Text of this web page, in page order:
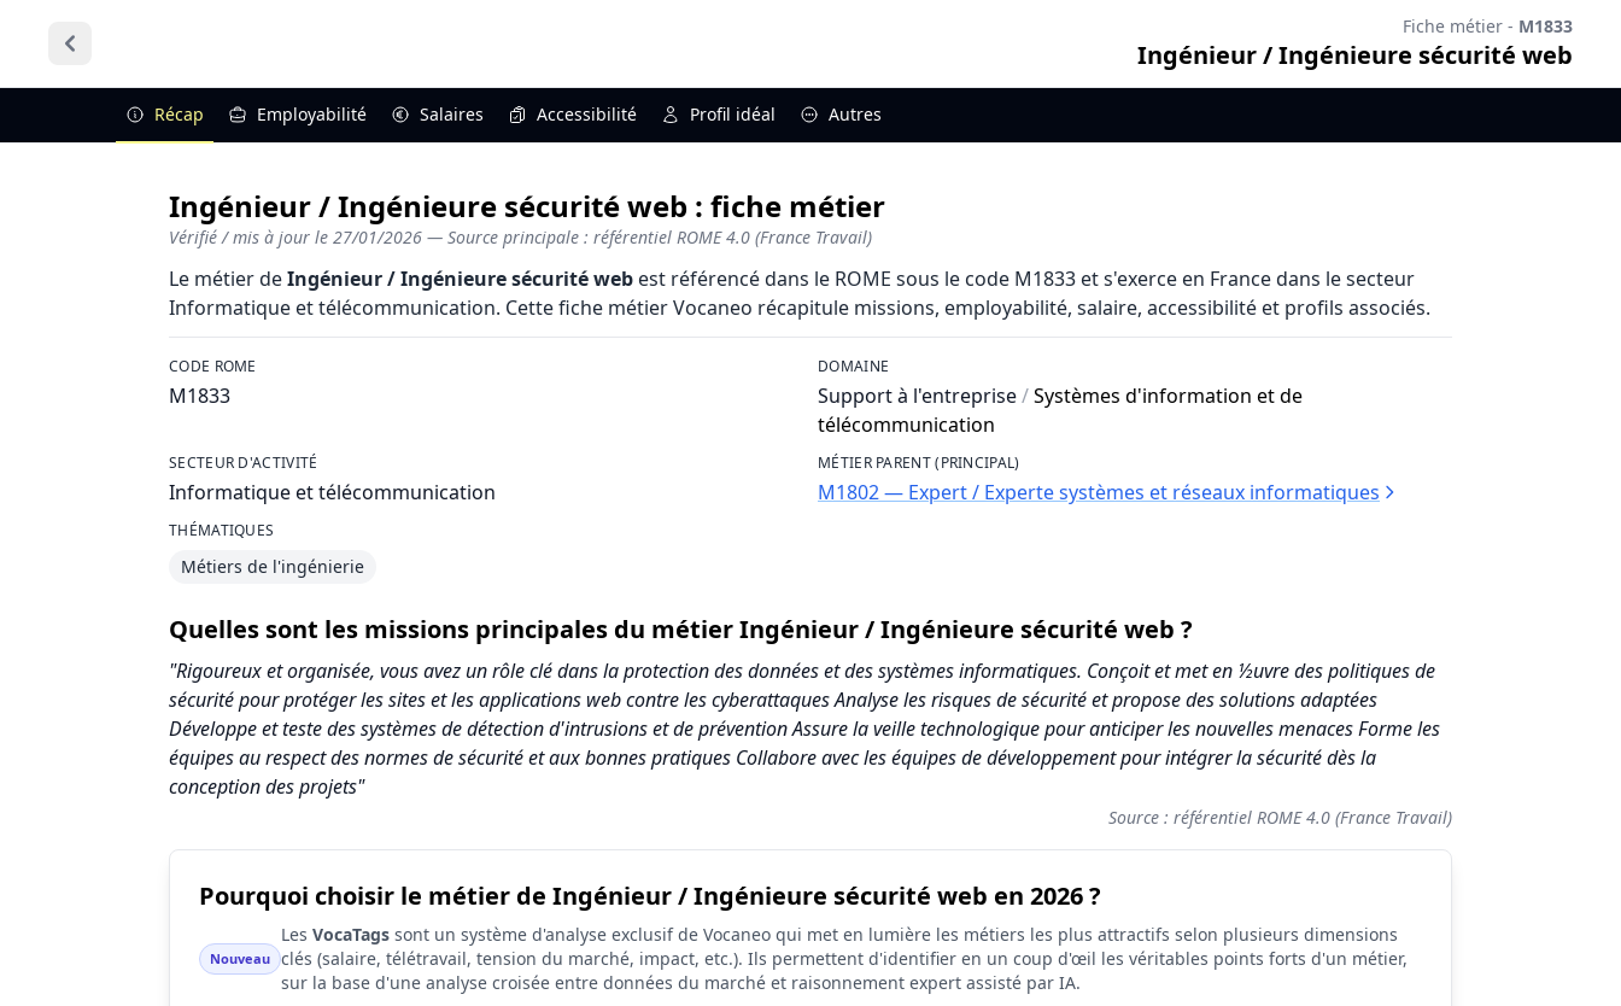
Fiche métier - M1833
Ingénieur / Ingénieure sécurité web
Récap Employabilité Salaires Accessibilité Profil idéal Autres
Ingénieur / Ingénieure sécurité web : fiche métier
Vérifié / mis à jour le 27/01/2026 — Source principale : référentiel ROME 4.0 (France Travail)
Le métier deIngénieur / Ingénieure sécurité web est référencé dans le ROME sous le code M1833 et s'exerce en France dans le secteur
Informatique et télécommunication. Cette fiche métier Vocaneo récapitule missions, employabilité, salaire, accessibilité et profils associés.
CODE ROME
M1833
DOMAINE
Support à l'entreprise/Systèmes d'information et de
télécommunication
SECTEUR D'ACTIVITÉ
Informatique et télécommunication
MÉTIER PARENT (PRINCIPAL)
M1802 — Expert / Experte systèmes et réseaux informatiques
THÉMATIQUES
Métiers de l'ingénierie
Quelles sont les missions principales du métier Ingénieur / Ingénieure sécurité web ?
"Rigoureux et organisée, vous avez un rôle clé dans la protection des données et des systèmes informatiques. Conçoit et met en ½uvre des politiques de
sécurité pour protéger les sites et les applications web contre les cyberattaques Analyse les risques de sécurité et propose des solutions adaptées
Développe et teste des systèmes de détection d'intrusions et de prévention Assure la veille technologique pour anticiper les nouvelles menaces Forme les
équipes au respect des normes de sécurité et aux bonnes pratiques Collabore avec les équipes de développement pour intégrer la sécurité dès la
conception des projets"
Source : référentiel ROME 4.0 (France Travail)
Pourquoi choisir le métier de Ingénieur / Ingénieure sécurité web en 2026 ?
Nouveau
Les VocaTags sont un système d'analyse exclusif de Vocaneo qui met en lumière les métiers les plus attractifs selon plusieurs dimensions
clés (salaire, télétravail, tension du marché, impact, etc.). Ils permettent d'identifier en un coup d'œil les véritables points forts d'un métier,
sur la base d'une analyse croisée entre données du marché et raisonnement expert assisté par IA.
Synthèse des scores du métier Ingénieur / Ingénieure sécurité web
Indicateur
Score (sur 10)
Attractivité globale
9.1